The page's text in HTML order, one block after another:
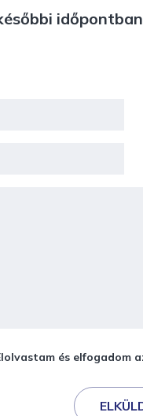
időpontban
és elfogadom